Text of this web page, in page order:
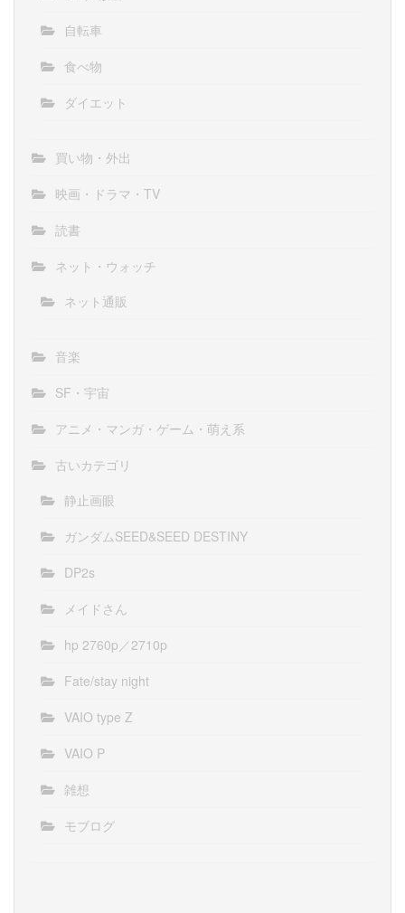
自転車
食べ物
ダイエット
買い物・外出
映画・ドラマ・TV
読書
ネット・ウォッチ
ネット通販
音楽
SF・宇宙
アニメ・マンガ・ゲーム・萌え系
古いカテゴリ
静止画眼
ガンダムSEED&SEED DESTINY
DP2s
メイドさん
hp 2760p／2710p
Fate/stay night
VAIO type Z
VAIO P
雑想
モブログ